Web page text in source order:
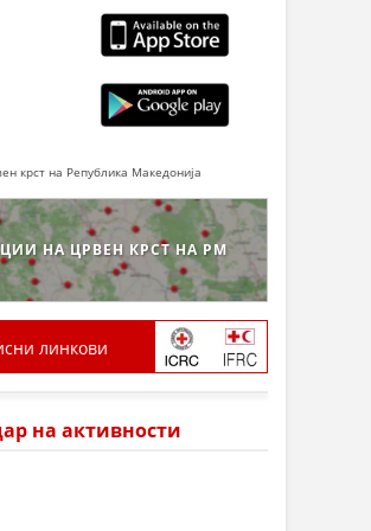
крст на Република Македонија
НА ЦРВЕН КРСТ НА РМ
линкови
на активности